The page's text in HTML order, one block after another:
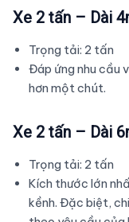
Xe 2 tấn – Dài
Trọng tải: 2 tấn
Đáp ứng nhu cầu
hơn một chút.
Xe 2 tấn – Dài
Trọng tải: 2 tấn
Kích thước lớn
kềnh. Đặc biệt,